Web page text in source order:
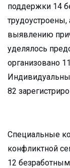
поддержки 14
выявлению
уделялось
организовано
82
Специальные
конфликтной
12